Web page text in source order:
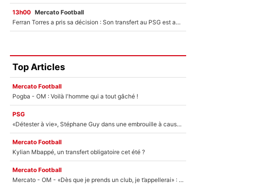
13h00 Mercato Football
Ferran Torres a pris sa décision : Son transfert au PSG est annoncé en Espagne !
Top Articles
Mercato Football
Pogba - OM : Voilà l'homme qui a tout gâché !
PSG
«Détester à vie», Stéphane Guy dans une embrouille à cause du PSG !
Mercato Football
Kylian Mbappé, un transfert obligatoire cet été ?
Mercato Football
Mercato - OM - «Dès que je prends un club, je t’appellerai» : La promesse de Marcelino au moment de claquer la porte